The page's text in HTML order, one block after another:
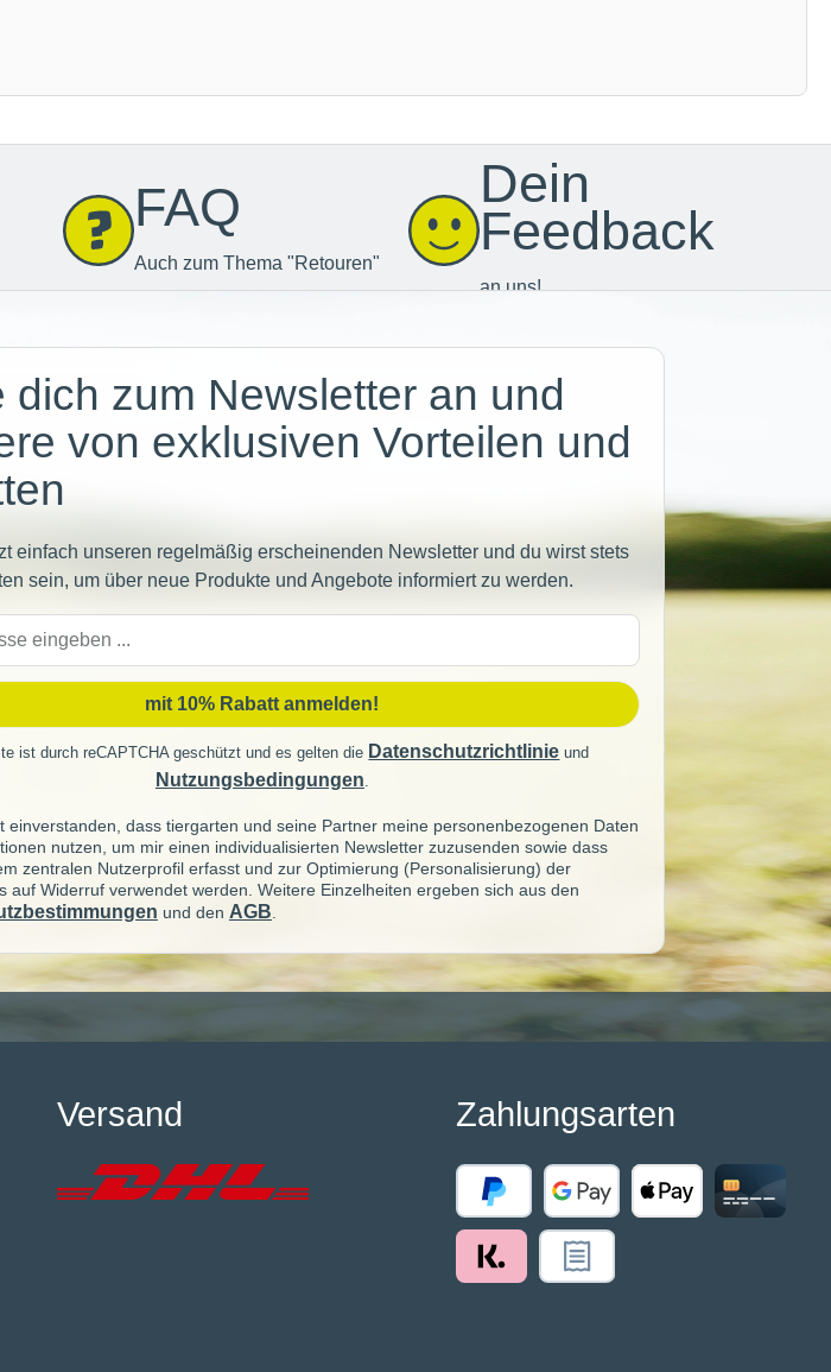
FAQ
Auch zum Thema "Retouren"
Dein
Feedback
an uns!
dich zum Newsletter an und
von exklusiven Vorteilen und
einfach unseren regelmäßig erscheinenden Newsletter und du wirst stets
sein, um über neue Produkte und Angebote informiert zu werden.
Adresse
mit 10% Rabatt anmelden!
ist durch reCAPTCHA geschützt und es gelten die Datenschutzrichtlinie und
Nutzungsbedingungen.
einverstanden, dass tiergarten und seine Partner meine personenbezogenen Daten
nutzen, um mir einen individualisierten Newsletter zuzusenden sowie dass
zentralen Nutzerprofil erfasst und zur Optimierung (Personalisierung) der
auf Widerruf verwendet werden. Weitere Einzelheiten ergeben sich aus den
und den AGB
Versand Zahlungsarten